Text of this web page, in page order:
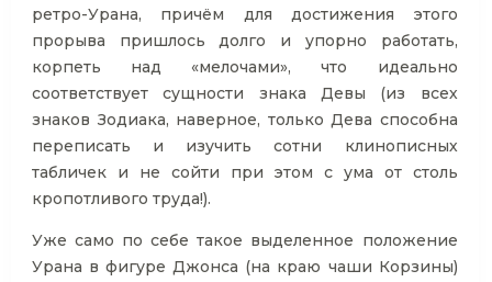
ретро-Урана, причём для достижения этого
прорыва пришлось долго и упорно работать,
корпеть над «мелочами», что идеально
соответствует сущности знака Девы (из всех
знаков Зодиака, наверное, только Дева способна
переписать и изучить сотни клинописных
табличек и не сойти при этом с ума от столь
кропотливого труда!).
Уже само по себе такое выделенное положение
Урана в фигуре Джонса (на краю чаши Корзины)